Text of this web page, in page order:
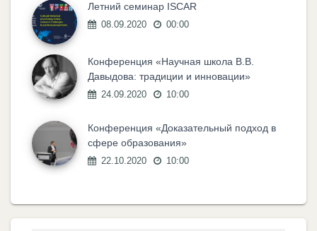
Летний семинар ISCAR
08.09.2020 00:00
Конференция «Научная школа В.В.
Давыдова: традиции и инновации»
24.09.2020 10:00
Конференция «Доказательный подход в
сфере образования»
22.10.2020 10:00